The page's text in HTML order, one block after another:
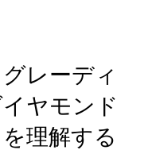
レーディ
ヤモンド
理解する